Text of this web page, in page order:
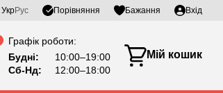
УкрРус Порівняння Бажання Вхід
Графік роботи:
Будні:
10:00–19:00
Сб-Нд:
12:00–18:00
Мій кошик